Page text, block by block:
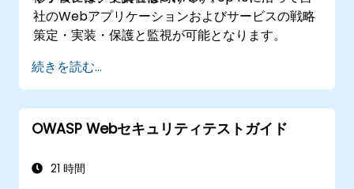
社のWebアプリケーションおよびサービスの戦略
策定・実装・保護と監視が可能となります。
続きを読む...
OWASP Webセキュリティテストガイド
21 時間